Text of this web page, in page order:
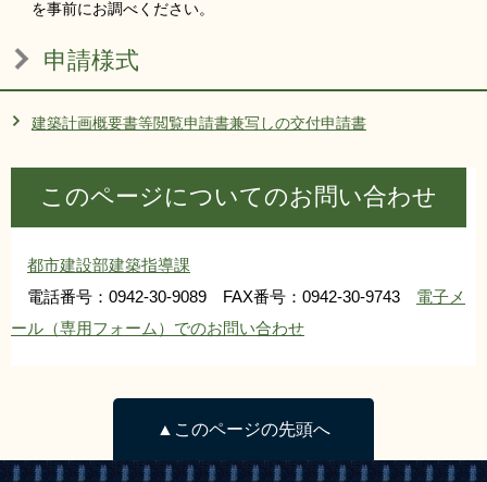
を事前にお調べください。
申請様式
建築計画概要書等閲覧申請書兼写しの交付申請書
このページについてのお問い合わせ
都市建設部建築指導課
電話番号：0942-30-9089 FAX番号：0942-30-9743 電子メ
ール（専用フォーム）でのお問い合わせ
▲このページの先頭へ